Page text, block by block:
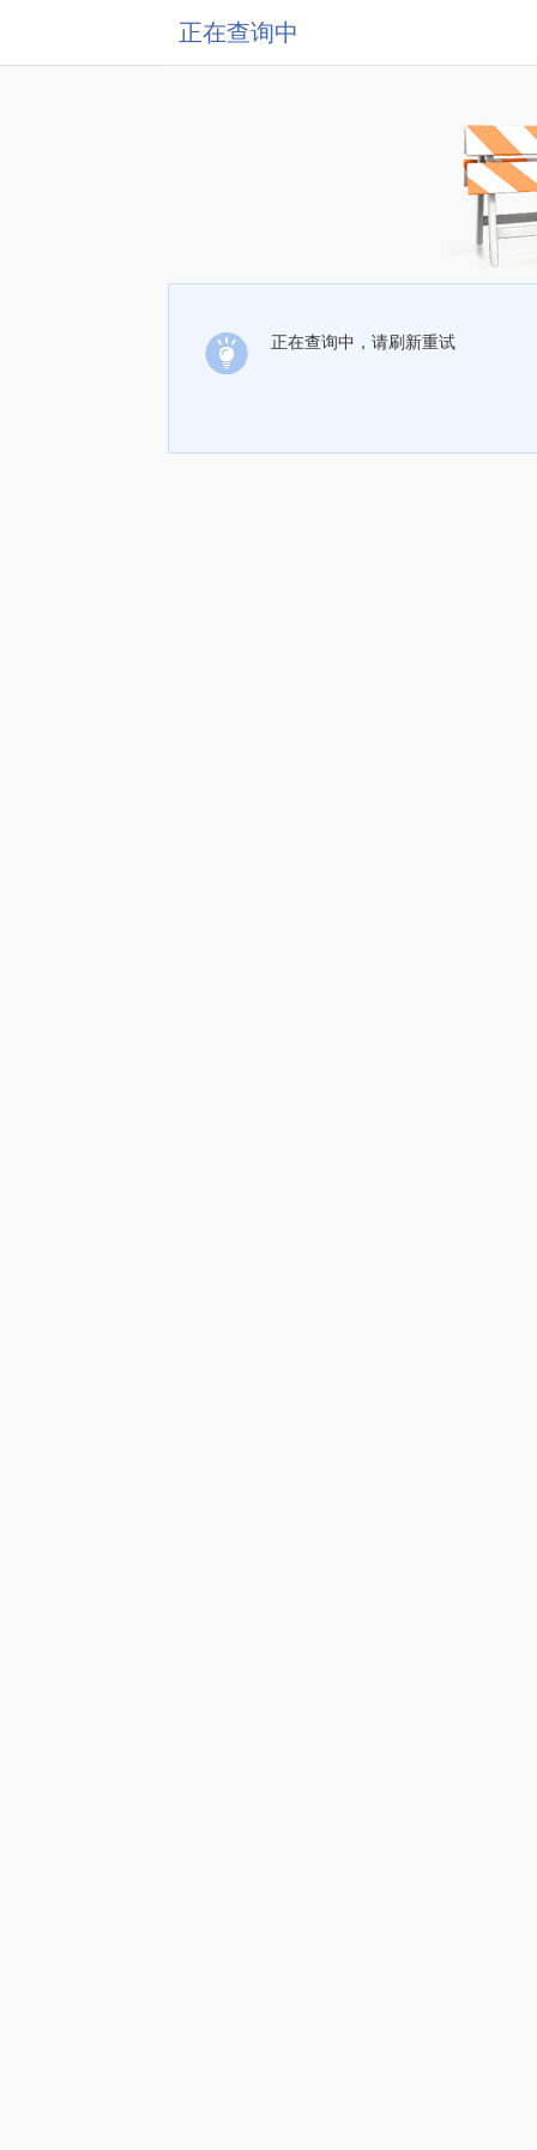
正在查询中
正在查询中，请刷新重试